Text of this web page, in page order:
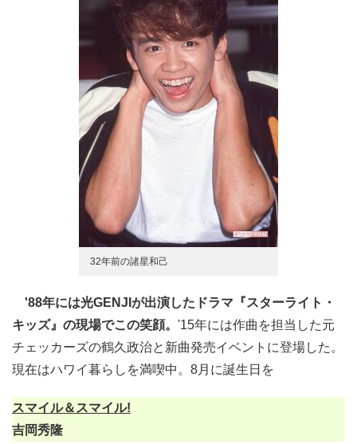
32年前の諸星和己
'88年には光GENJIが出演したドラマ『スターライト・
キッズ』の現場でこの笑顔。 '15年には作曲を担当した元
チェッカーズの鶴久政治と新曲発売イベントに登場した。
現在はハワイ暮らしを満喫中。8月に誕生日を
スマイル＆スマイル!
吉岡秀隆